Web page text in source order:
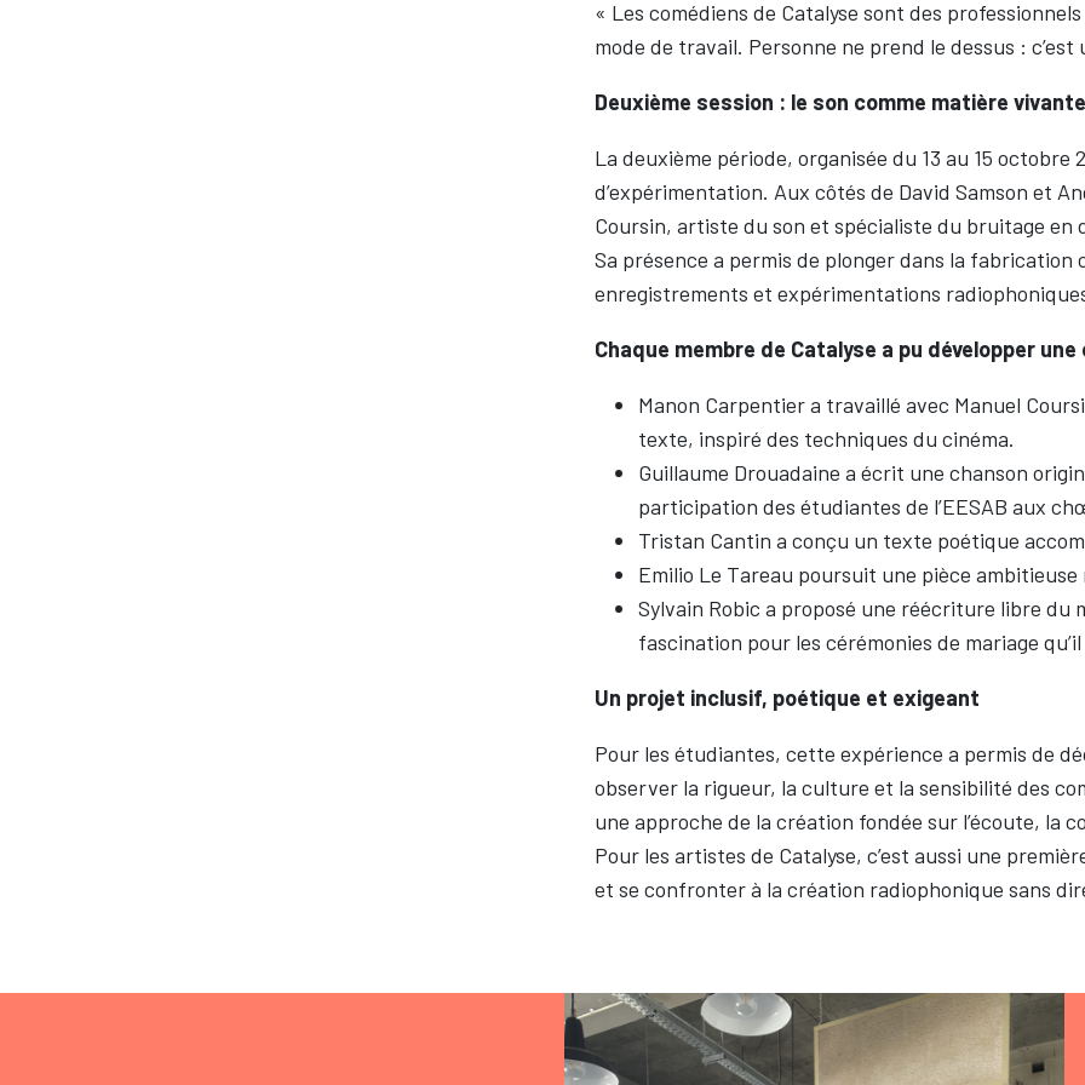
« Les comédiens de Catalyse sont des
mode de travail. Personne ne prend le dessus :
Deuxième session : le son comme matière vivante
La deuxième période, organisée du 13 au 15
d’expérimentation. Aux côtés de David Samson et
Coursin, artiste du son et spécialiste du bruitage en
Sa présence a permis de plonger dans la
enregistrements et expérimentations
Chaque membre de Catalyse a pu développer
Manon Carpentier a travaillé avec Manuel
texte, inspiré des techniques du cinéma.
Guillaume Drouadaine a écrit une chanson
participation des étudiantes de l’EESAB aux
Tristan Cantin a conçu un texte poétique
Emilio Le Tareau poursuit une pièce
Sylvain Robic a proposé une réécriture libre du
fascination pour les cérémonies de mariage
Un projet inclusif, poétique et exigeant
Pour les étudiantes, cette expérience a permis de
observer la rigueur, la culture et la sensibilité des
une approche de la création fondée sur l’écoute, la
Pour les artistes de Catalyse, c’est aussi une
et se confronter à la création radiophonique sans